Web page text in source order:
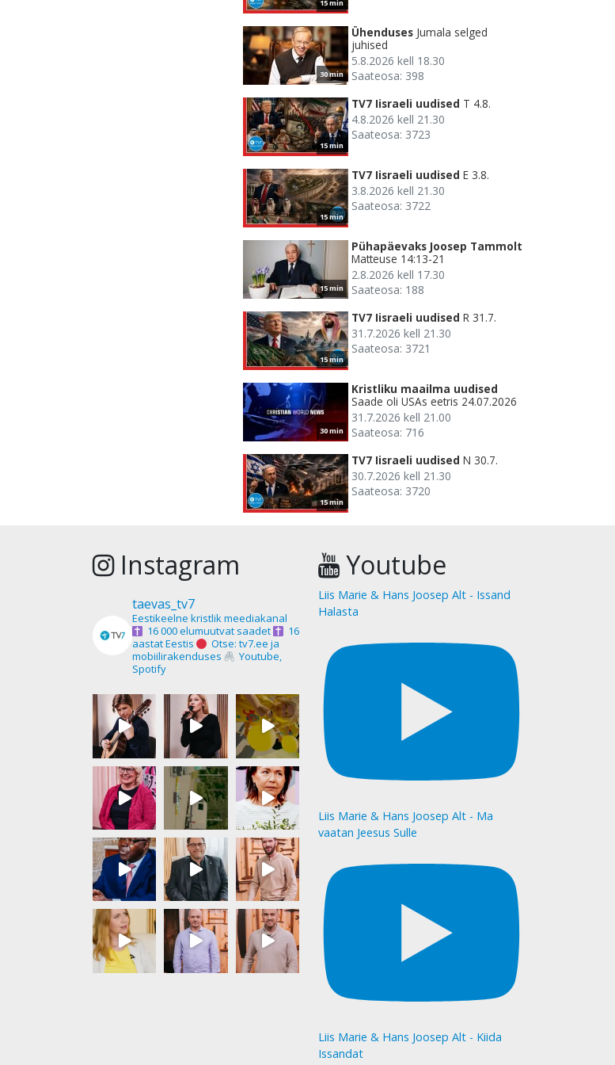
15 min
30 min
Ühenduses Jumala selged
juhised
5.8.2026 kell 18.30
Saateosa: 398
15 min
TV7 Iisraeli uudised T 4.8.
4.8.2026 kell 21.30
Saateosa: 3723
15 min
TV7 Iisraeli uudised E 3.8.
3.8.2026 kell 21.30
Saateosa: 3722
15 min
Pühapäevaks Joosep Tammolt
Matteuse 14:13-21
2.8.2026 kell 17.30
Saateosa: 188
15 min
TV7 Iisraeli uudised R 31.7.
31.7.2026 kell 21.30
Saateosa: 3721
30 min
Kristliku maailma uudised
Saade oli USAs eetris 24.07.2026
31.7.2026 kell 21.00
Saateosa: 716
15 min
TV7 Iisraeli uudised N 30.7.
30.7.2026 kell 21.30
Saateosa: 3720
Instagram
taevas_tv7
Eestikeelne kristlik meediakanal
16 000 elumuutvat saadet
16
aastat Eestis
Otse: tv7.ee ja
mobiilirakenduses
Youtube,
Spotify
Youtube
Liis Marie & Hans Joosep Alt - Issand
Halasta
Liis Marie & Hans Joosep Alt - Ma
vaatan Jeesus Sulle
Liis Marie & Hans Joosep Alt - Kiida
Issandat